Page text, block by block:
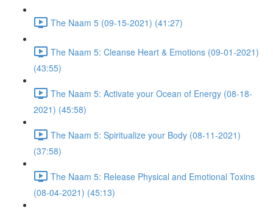
The Naam 5 (09-15-2021) (41:27)
The Naam 5: Cleanse Heart & Emotions (09-01-2021)
(43:55)
The Naam 5: Activate your Ocean of Energy (08-18-
2021) (45:58)
The Naam 5: Spiritualize your Body (08-11-2021)
(37:58)
The Naam 5: Release Physical and Emotional Toxins
(08-04-2021) (45:13)